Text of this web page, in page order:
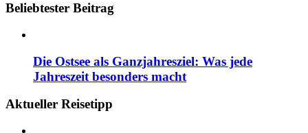
Beliebtester Beitrag
Die Ostsee als Ganzjahresziel: Was jede
Jahreszeit besonders macht
Aktueller Reisetipp